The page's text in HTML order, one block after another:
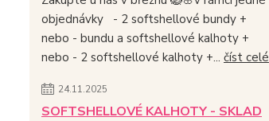
objednávky - 2 softshellové bundy +
nebo - bundu a softshellové kalhoty +
nebo - 2 softshellové kalhoty +... číst celé
24.11.2025
SOFTSHELLOVÉ KALHOTY - SKLAD